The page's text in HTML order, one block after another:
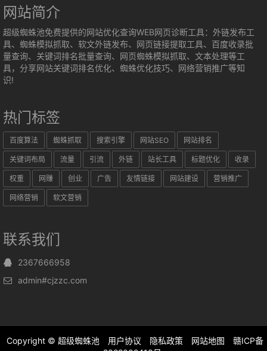
网站简介
超级蜘蛛池免费提供的网站优化查询WEB网页诊断工具：外链发布工
具、蜘蛛模拟抓取、软文外链发布、网页链接提取工具、百度收录批
量查询、关键词排名批量查询、网页蜘蛛模拟抓取、文本处理等工
具，分享网站关键词排名优化、蜘蛛优化技巧、网络营销推广等知
识!
热门标签
百度算法 蜘蛛抓取 搜索引擎 网站SEO 网站排名
关键词布局 流量 引流 外链 站长工具 标题优化 收录
权重 网赚 创业 广告 友情链接 网站建设 营销推广
网络营销 软文营销
联系我们
2367666958
admin#cjzzc.com
Copyright © 超级蜘蛛池 用户协议 隐私政策 网站地图
赣ICP备